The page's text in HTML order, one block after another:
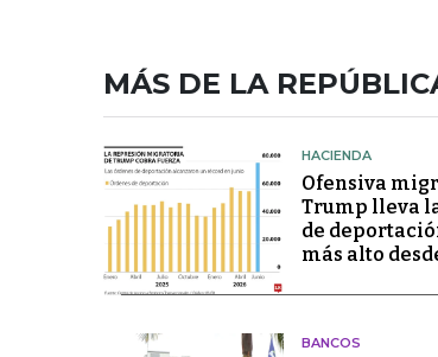
MÁS DE LA
HACIENDA
Ofensiva
Trump lleva
de
más alto
BANCOS